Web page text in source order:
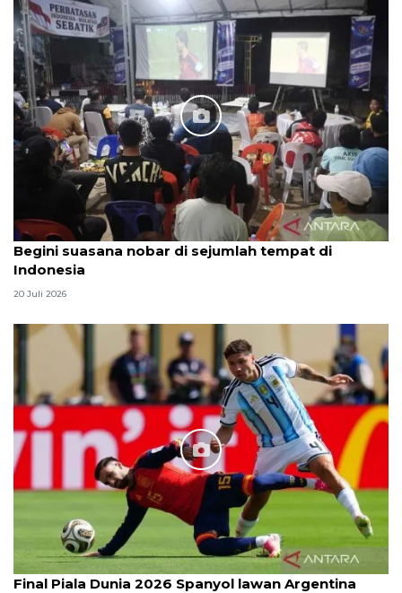
Begini suasana nobar di sejumlah tempat di
Indonesia
20 Juli 2026
Final Piala Dunia 2026 Spanyol lawan Argentina